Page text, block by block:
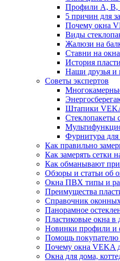
Профили А, В,
5 причин для
Почему окна
Виды
Жалюзи на
Ставни на
История
Наши друзья и
Советы экспертов
Штапики
Стеклопакеты
Фурнитура для
Как правильно
Как замерять сетки
Как обманывают
Обзоры и статьи об
Окна ПВХ типы и
Преимущества
Справочник
Панорамное
Пластиковые окна в
Новинки профили и
Помощь покупателю
Почему окна VEKA
Окна для дома,